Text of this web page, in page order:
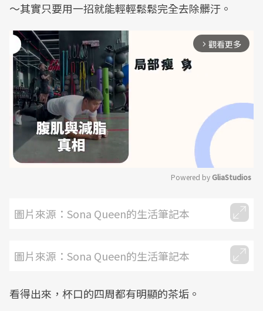
～其實只要用一招就能輕輕鬆鬆完全去除髒汙。
arrow_forward_ios 觀看更多
Mute
Powered by GliaStudios
圖片來源：Sona Queen的生活筆記本
圖片來源：Sona Queen的生活筆記本
看得出來，杯口的四周都有明顯的茶垢。